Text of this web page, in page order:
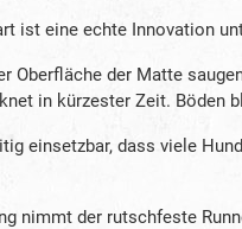
ist eine echte Innovation
Oberfläche der Matte
in kürzester Zeit. Böden
einsetzbar, dass viele
nimmt der rutschfeste